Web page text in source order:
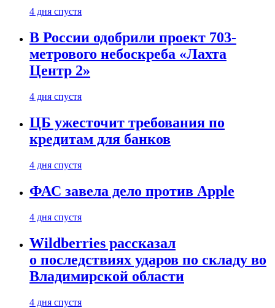
4 дня спустя
В России одобрили проект 703-
метрового небоскреба «Лахта
Центр 2»
4 дня спустя
ЦБ ужесточит требования по
кредитам для банков
4 дня спустя
ФАС завела дело против Apple
4 дня спустя
Wildberries рассказал
о последствиях ударов по складу во
Владимирской области
4 дня спустя